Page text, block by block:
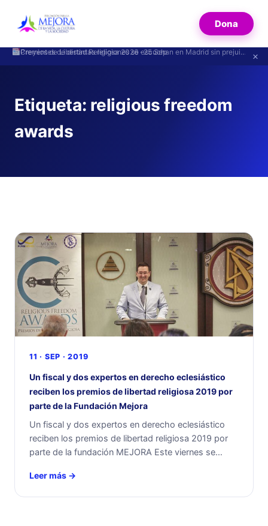
Dona
Creyentes de distintas religiones se escuchan en Madrid sin prejuicios ×
Etiqueta: religious freedom
awards
11 · SEP · 2019
Un fiscal y dos expertos en derecho eclesiástico
reciben los premios de libertad religiosa 2019 por
parte de la Fundación Mejora
Un fiscal y dos expertos en derecho eclesiástico
reciben los premios de libertad religiosa 2019 por
parte de la fundación MEJORA Este viernes se…
Leer más →